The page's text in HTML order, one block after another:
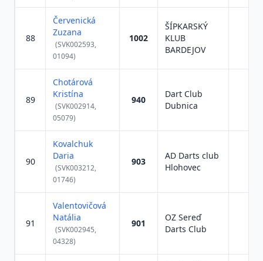
88
Červenická
Zuzana
(SVK002593,
01094)
1002
ŠÍPKARSKÝ
KLUB
BARDEJOV
89
Chotárová
Kristína
(SVK002914,
05079)
940
Dart Club
Dubnica
90
Kovalchuk
Daria
(SVK003212,
01746)
903
AD Darts club
Hlohovec
91
Valentovičová
Natália
(SVK002945,
04328)
901
OZ Sereď
Darts Club